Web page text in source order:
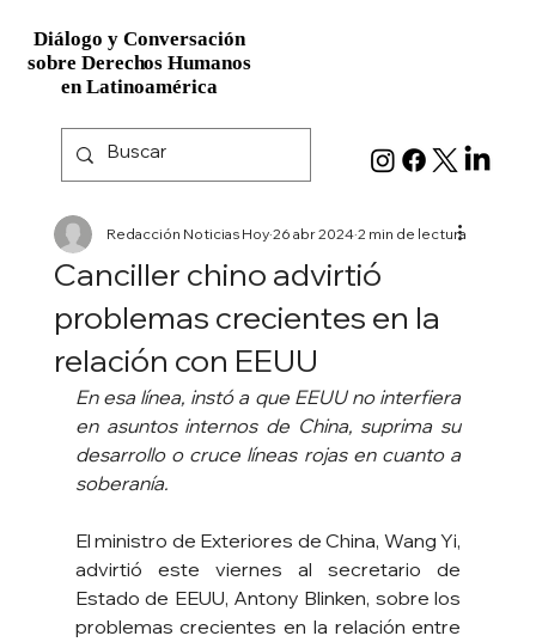
Diálogo y Conversación
sobre Derechos Humanos
en Latinoamérica
Diálogo y Conversación
sobre Derechos Humanos
en Latinoamérica
Canciller chino advirtió
problemas crecientes en la
relación con EEUU
Redacción Noticias Hoy 26 abr 2024 2 min de lectura
En esa línea, instó a que EEUU no interfiera
en asuntos internos de China, suprima su
desarrollo o cruce líneas rojas en cuanto a
soberanía.
El ministro de Exteriores de China, Wang Yi,
advirtió este viernes al secretario de
Estado de EEUU, Antony Blinken, sobre los
problemas crecientes en la relación entre